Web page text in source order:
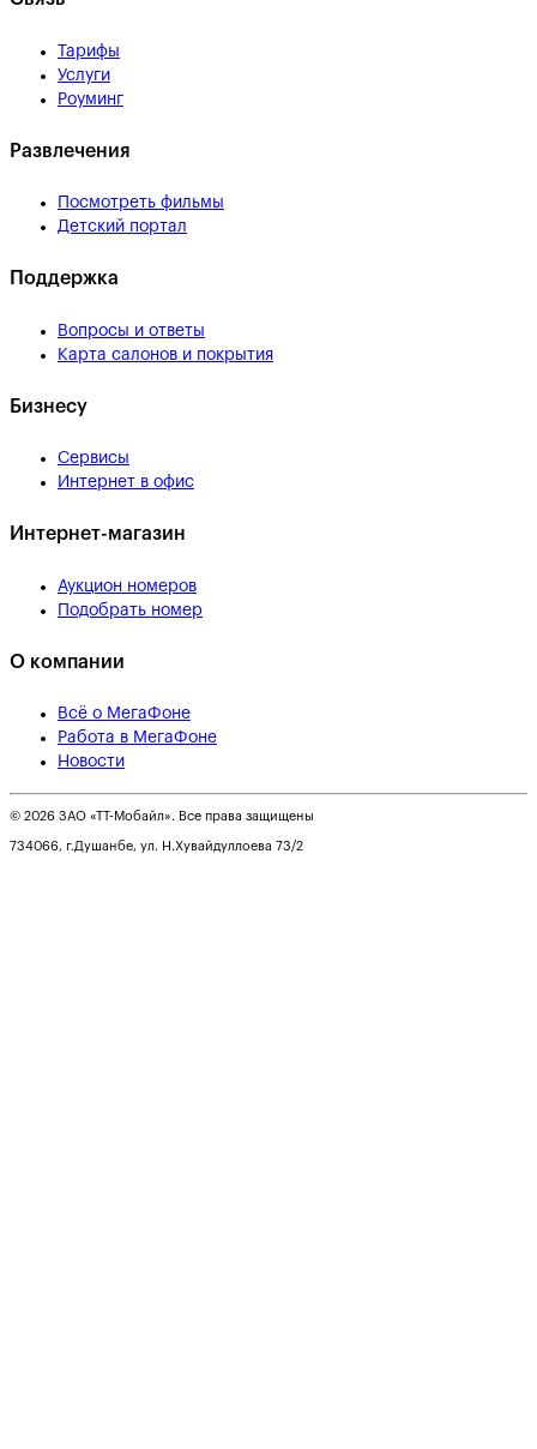
Тарифы
Услуги
Роуминг
Развлечения
Посмотреть фильмы
Детский портал
Поддержка
Вопросы и ответы
Карта салонов и покрытия
Бизнесу
Сервисы
Интернет в офис
Интернет-магазин
Аукцион номеров
Подобрать номер
О компании
Всё о МегаФоне
Работа в МегаФоне
Новости
© 2026 ЗАО «ТТ-Мобайл». Все права защищены
734066, г.Душанбе, ул. Н.Хувайдуллоева 73/2